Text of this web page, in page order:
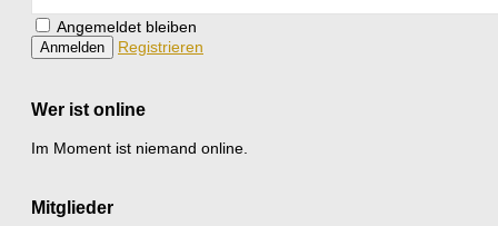
Angemeldet bleiben
Registrieren
Wer ist online
Im Moment ist niemand online.
Mitglieder